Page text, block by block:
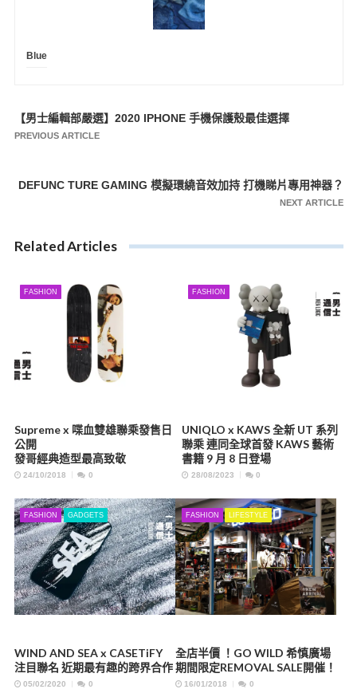
Blue
文
覽
【男士編輯部嚴選】2020 IPHONE 手機保護殼最佳選擇
PREVIOUS ARTICLE
DEFUNC TURE GAMING 模擬環繞音效加持 打機睇片專用神器？
NEXT ARTICLE
Related Articles
FASHION
Supreme x 喋血雙雄聯乘發售日
公開
發哥經典造型最高致敬
24/10/2018 0
FASHION
UNIQLO x KAWS 全新 UT 系列
聯乘 連同全球首發 KAWS 藝術
書籍 9 月 8 日登場
28/08/2023 0
FASHION GADGETS
WIND AND SEA x CASETiFY
注目聯名 近期最有趣的跨界合作
05/02/2020 0
FASHION LIFESTYLE
全店半價 ！GO WILD 希慎廣場
期間限定REMOVAL SALE開催！
16/01/2018 0